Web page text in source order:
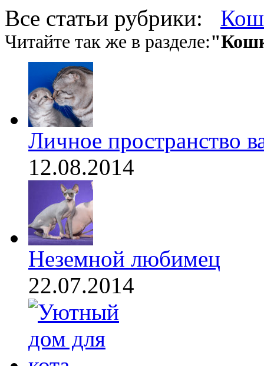
Все статьи рубрики:
Читайте так же в разделе:
Личное пространство
12.08.2014
Неземной любимец
22.07.2014